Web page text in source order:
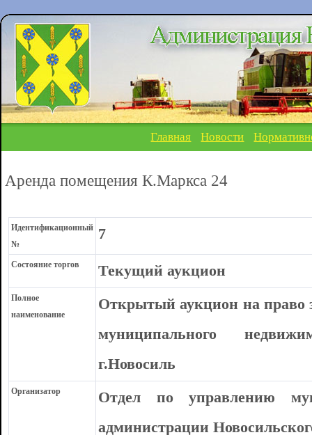
Главная Новости
Аренда помещения К.Маркса 24
Идентификационный
№
7
Состояние торгов Текущий аукцион
Полное
наименование
Открытый аукцион на право
муниципального
г.Новосиль
Организатор
Отдел по управлению
администрации